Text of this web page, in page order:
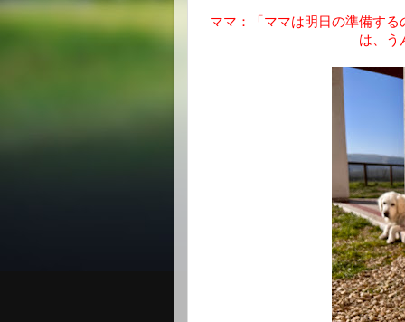
ママ：「ママは明日の準備す
は、う